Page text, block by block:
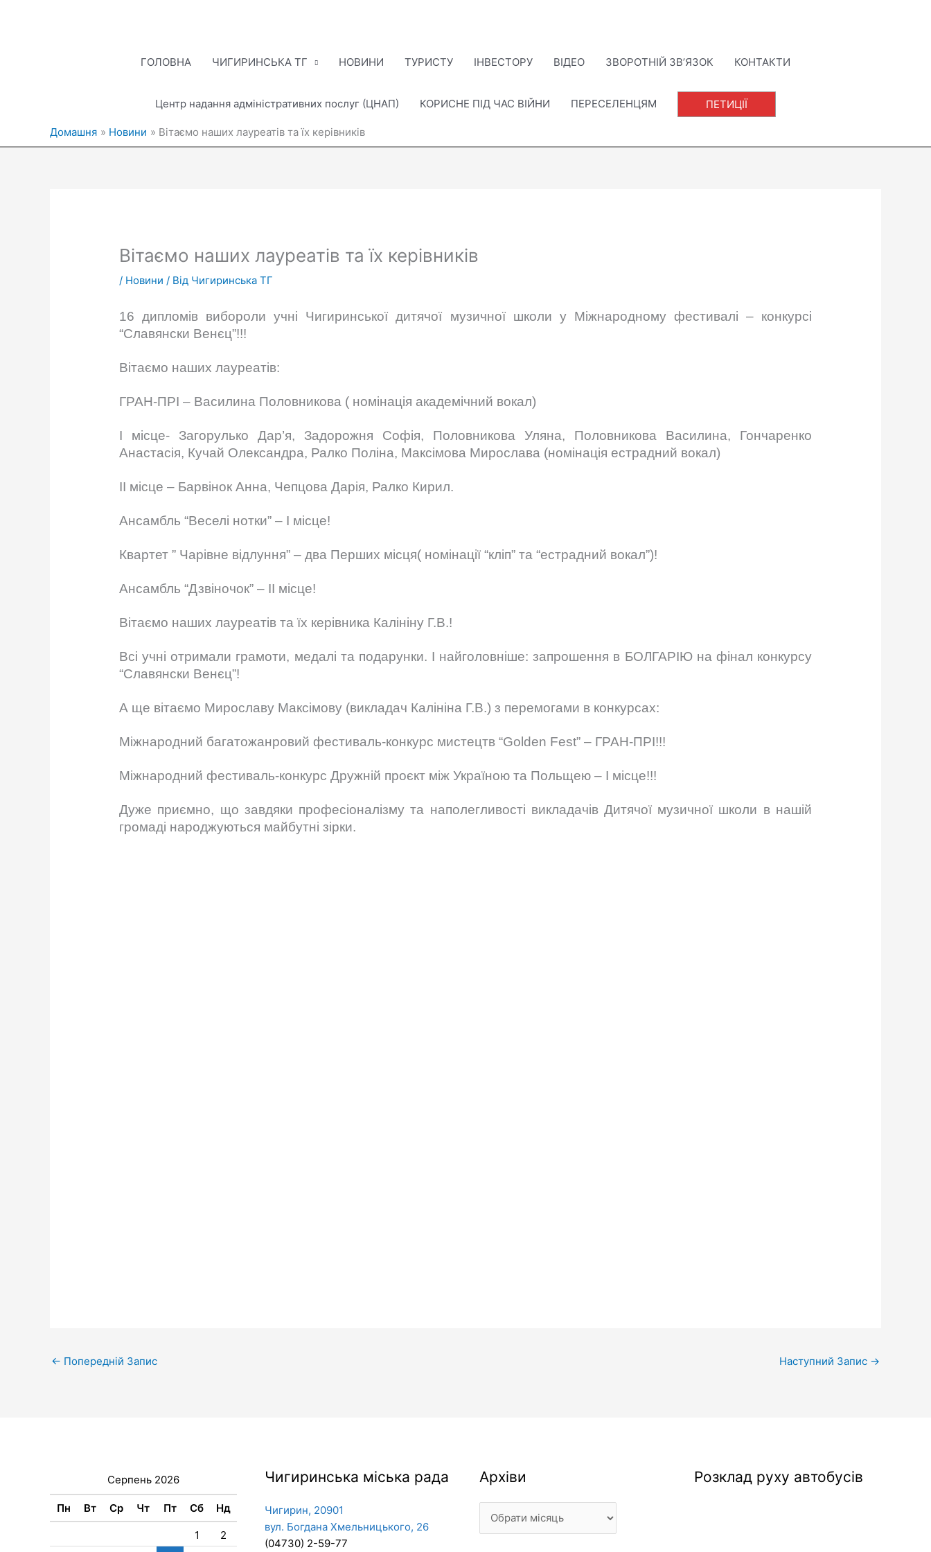
ГОЛОВНА
ЧИГИРИНСЬКА ТГ НОВИНИ ТУРИСТУ ІНВЕСТОРУ ВІДЕО ЗВОРОТНІЙ ЗВ’ЯЗОК КОНТАКТИ
Центр надання адміністративних послуг (ЦНАП) КОРИСНЕ ПІД ЧАС ВІЙНИ ПЕРЕСЕЛЕНЦЯМ ПЕТИЦІЇ
Домашня Новини Вітаємо наших лауреатів та їх керівників
Вітаємо наших лауреатів та їх керівників
/ Новини / Від Чигиринська ТГ
16 дипломів вибороли учні Чигиринської дитячої музичної школи у Міжнародному фестивалі – конкурсі
“Славянски Венєц”!!!
Вітаємо наших лауреатів:
ГРАН-ПРІ – Василина Половникова ( номінація академічний вокал)
I місце- Загорулько Дар’я, Задорожня Софія, Половникова Уляна, Половникова Василина, Гончаренко
Анастасія, Кучай Олександра, Ралко Поліна, Максімова Мирослава (номінація естрадний вокал)
II місце – Барвінок Анна, Чепцова Дарія, Ралко Кирил.
Ансамбль “Веселі нотки” – I місце!
Квартет ” Чарівне відлуння” – два Перших місця( номінації “кліп” та “естрадний вокал”)!
Ансамбль “Дзвіночок” – II місце!
Вітаємо наших лауреатів та їх керівника Калініну Г.В.!
Всі учні отримали грамоти, медалі та подарунки. І найголовніше: запрошення в БОЛГАРІЮ на фінал конкурсу
“Славянски Венєц”!
А ще вітаємо Мирославу Максімову (викладач Калініна Г.В.) з перемогами в конкурсах:
Міжнародний багатожанровий фестиваль-конкурс мистецтв “Golden Fest” – ГРАН-ПРІ!!!
Міжнародний фестиваль-конкурс Дружній проєкт між Україною та Польщею – I місце!!!
Дуже приємно, що завдяки професіоналізму та наполегливості викладачів Дитячої музичної школи в нашій
громаді народжуються майбутні зірки.
← Попередній Запис Наступний Запис →
Серпень 2026
Пн Вт Ср Чт Пт Сб Нд
1
2
Чигиринська міська рада
Чигирин, 20901
вул. Богдана Хмельницького, 26
(04730) 2-59-77
Архіви
Архіви Розклад руху автобусів